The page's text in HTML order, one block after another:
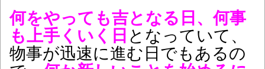
何をやっても吉となる日、何事
も上手くいく日 となっていて、
物事が迅速に進む日でもあるの